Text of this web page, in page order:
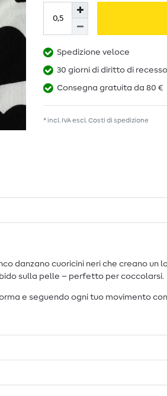
Spedizione veloce
30 giorni di diritto di recesso
Consegna gratuita da 80 €
* incl. IVA escl.Costi di spedizione
danzano cuoricini neri che creano
sulla pelle – perfetto per coccolarsi.
e seguendo ogni tuo movimento